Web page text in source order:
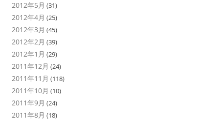
2012年5月 (31)
2012年4月 (25)
2012年3月 (45)
2012年2月 (39)
2012年1月 (29)
2011年12月 (24)
2011年11月 (118)
2011年10月 (10)
2011年9月 (24)
2011年8月 (18)